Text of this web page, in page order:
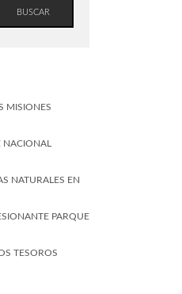
BUSCAR
MISIONES
NACIONAL
NATURALES EN
PARQUE
TESOROS